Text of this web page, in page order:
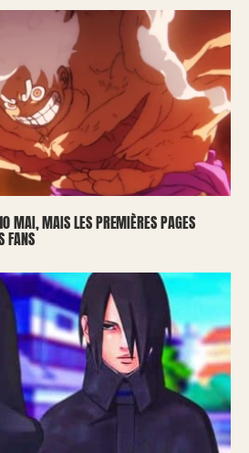
MAI, MAIS LES PREMIÈRES PAGES
FANS